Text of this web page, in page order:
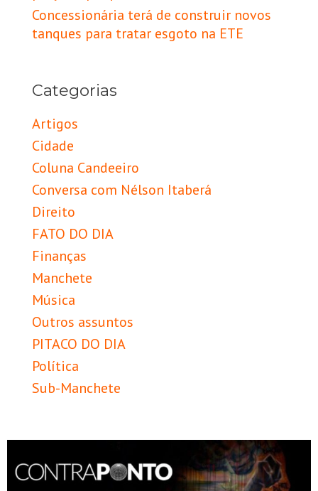
Concessionária terá de construir novos
tanques para tratar esgoto na ETE
Categorias
Artigos
Cidade
Coluna Candeeiro
Conversa com Nélson Itaberá
Direito
FATO DO DIA
Finanças
Manchete
Música
Outros assuntos
PITACO DO DIA
Política
Sub-Manchete